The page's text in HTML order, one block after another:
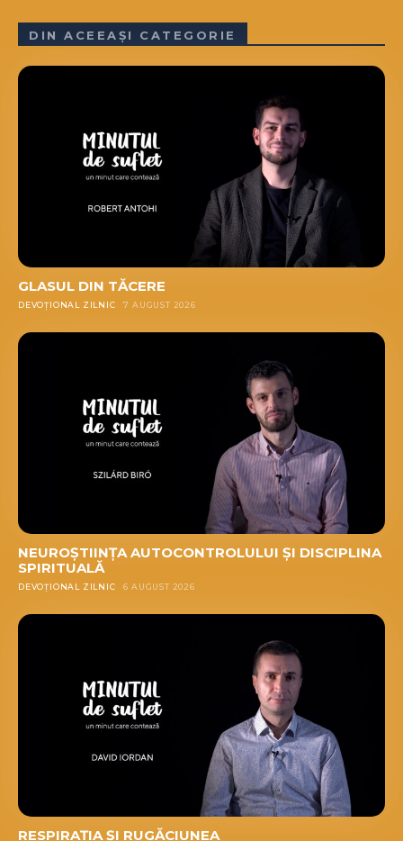
DIN ACEEAȘI CATEGORIE
GLASUL DIN TĂCERE
DEVOȚIONAL ZILNIC 7 AUGUST 2026
NEUROȘTIINȚA AUTOCONTROLULUI ȘI DISCIPLINA
SPIRITUALĂ
DEVOȚIONAL ZILNIC 6 AUGUST 2026
RESPIRAȚIA ȘI RUGĂCIUNEA